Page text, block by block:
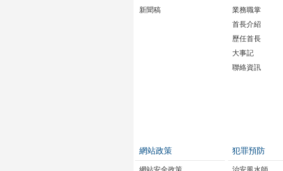
新聞稿
業務職掌
首長介紹
歷任首長
大事記
聯絡資訊
網站政策
網站安全政策
犯罪預防
治安風水師